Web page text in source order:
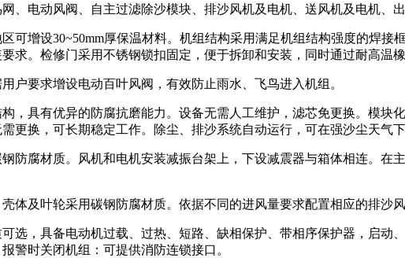
、电动风阀、自主过滤除沙模块、排沙风机及电机、送风机及电机、出
可增设30~50mm厚保温材料。机组结构采用满足机组结构强度的焊接
求。检修门采用不锈钢锁扣固定，便于拆卸和安装，同时通过耐高温
户要求增设电动百叶风阀，有效防止雨水、飞鸟进入机组。
，具有优异的防腐抗磨能力。设备无需人工维护，滤芯免更换。模块
更换，可长期稳定工作。除尘、排沙系统自动运行，可在强沙尘天气下
防腐材质。风机和电机安装减振台架上，下设减震器与箱体相连。在
体及叶轮采用碳钢防腐材质。依据不同的进风量要求配置相应的排沙
选，具备电动机过载、过热、短路、缺相保护、带相序保护器，启动
警时关闭机组：可提供消防连锁接口。